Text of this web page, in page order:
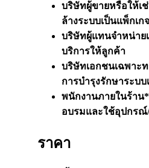
บริษัทผู้ขายหรือให้เ
ล้างระบบเป็นแพ็กเกจ
บริษัทผู้แทนจำหน่าย
บริการให้ลูกค้า
บริษัทเอกชนเฉพาะ
การบำรุงรักษาระบบ
พนักงานภายในร้าน
อบรมและใช้อุปกรณ์
ราคา